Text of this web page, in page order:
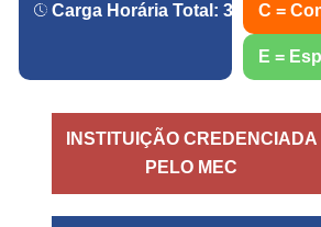
Carga Horária Total: 360 h.
C =
E =
INSTITUIÇÃO CREDENCIADA
PELO MEC